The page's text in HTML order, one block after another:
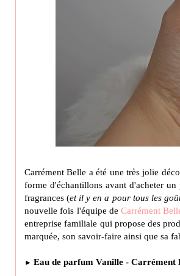
Carrément Belle a été une très jolie
forme d'échantillons avant d'acheter
fragrances (et il y en a pour tous les
nouvelle fois l'équipe deCarrément
entreprise familiale qui propose des
marquée, son savoir-faire ainsi que sa
► Eau de parfum Vanille - Carrément